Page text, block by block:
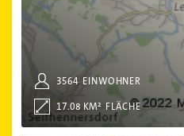
EINWOHNER
3564
FLÄCHE
17.08 KM²